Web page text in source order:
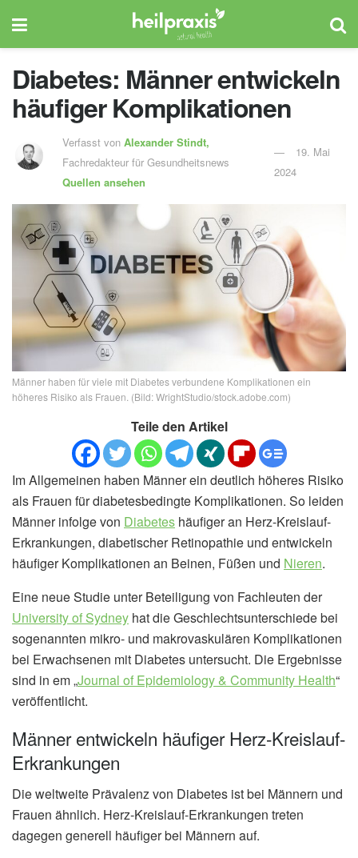
Diabetes: Männer entwickeln
häufiger Komplikationen
Verfasst vonAlexander Stindt,
Fachredakteur für Gesundheitsnews
Quellen ansehen
19. Mai
2024
Männer haben für viele mit Diabetes verbundene Komplikationen ein
höheres Risiko als Frauen. (Bild: WrightStudio/stock.adobe.com)
Teile den Artikel
Im Allgemeinen haben Männer ein deutlich höheres Risiko
als Frauen für diabetesbedingte Komplikationen. So leiden
Männer infolge von Diabetes häufiger an Herz-Kreislauf-
Erkrankungen, diabetischer Retinopathie und entwickeln
häufiger Komplikationen an Beinen, Füßen und Nieren.
Eine neue Studie unter Beteiligung von Fachleuten der
University of Sydney hat die Geschlechtsunterschiede bei
sogenannten mikro- und makrovaskulären Komplikationen
bei Erwachsenen mit Diabetes untersucht. Die Ergebnisse
sind in em „Journal of Epidemiology & Community Health“
veröffentlicht.
Männer entwickeln häufiger Herz-Kreislauf-
Erkrankungen
Die weltweite Prävalenz von Diabetes ist bei Männern und
Frauen ähnlich. Herz-Kreislauf-Erkrankungen treten
dagegen generell häufiger bei Männern auf.